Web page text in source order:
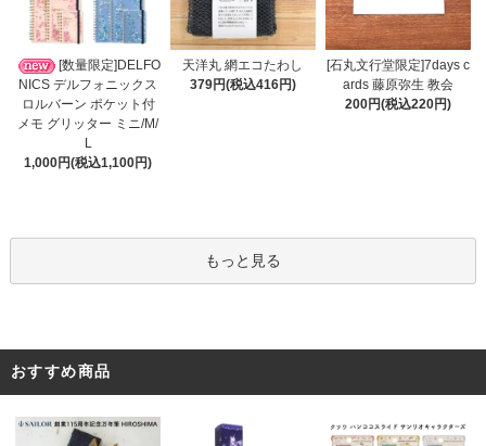
[数量限定]DELFO
NICS デルフォニックス
ロルバーン ポケット付
メモ グリッター ミニ/M/
L
1,000円(税込1,100円)
天洋丸 網エコたわし
379円(税込416円)
[石丸文行堂限定]7days c
ards 藤原弥生 教会
200円(税込220円)
もっと見る
おすすめ商品